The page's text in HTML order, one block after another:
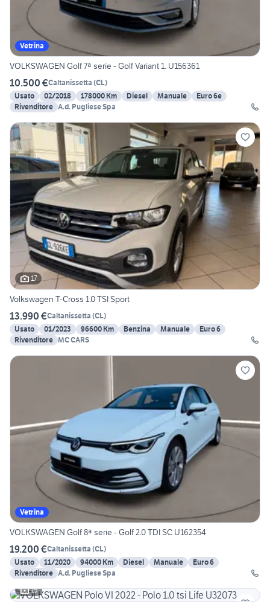
Vetrina
VOLKSWAGEN Golf 7ª serie - Golf Variant 1. U156361
10.500 €Caltanissetta (CL)
Usato
02/2018 178000 Km Diesel Manuale
Euro 6e
Rivenditore A.d. Pugliese Spa
17
Volkswagen T-Cross 1.0 TSI Sport
13.990 €Caltanissetta (CL)
Usato
01/2023 96600 Km Benzina Manuale
Euro 6
Rivenditore MC CARS
Vetrina
VOLKSWAGEN Golf 8ª serie - Golf 2.0 TDI SC U162354
19.200 €Caltanissetta (CL)
Usato
11/2020 94000 Km Diesel Manuale
Euro 6
Rivenditore A.d. Pugliese Spa
15